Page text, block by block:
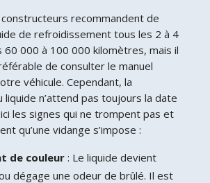
recommandent de
de refroidissement tous les 2 à 4
60 000 à 100 000 kilomètres, mais il
de consulter le manuel
véhicule. Cependant, la
liquide n’attend pas toujours la date
les signes qui ne trompent pas et
qu’une vidange s’impose :
de couleur: Le liquide devient
dégage une odeur de brûlé. Il est